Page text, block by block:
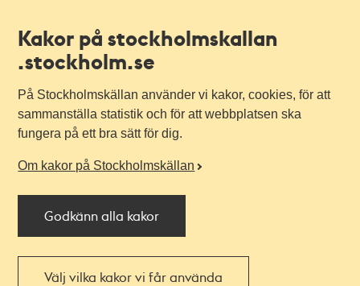
Kakor på stockholmskallan
.stockholm.se
På Stockholmskällan använder vi kakor, cookies, för att
sammanställa statistik och för att webbplatsen ska
fungera på ett bra sätt för dig.
Om kakor på Stockholmskällan
Godkänn alla kakor
Välj vilka kakor vi får använda